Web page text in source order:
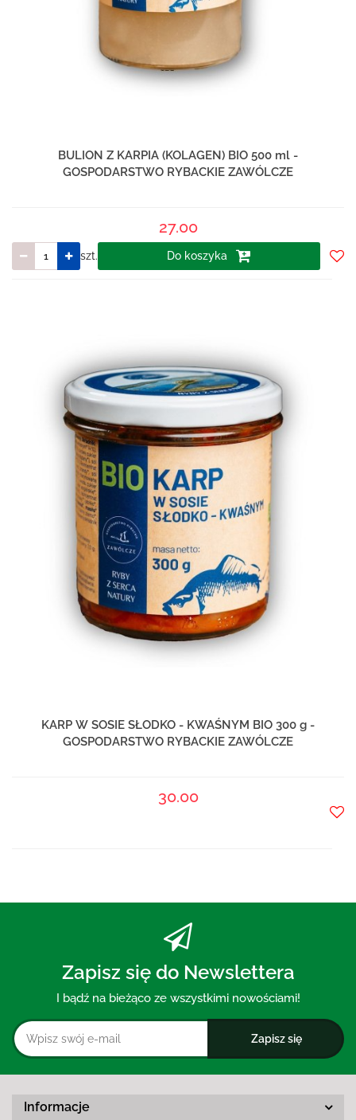
BULION Z KARPIA (KOLAGEN) BIO 500 ml -
GOSPODARSTWO RYBACKIE ZAWÓLCZE
27.00
szt. Do koszyka
KARP W SOSIE SŁODKO - KWAŚNYM BIO 300 g -
GOSPODARSTWO RYBACKIE ZAWÓLCZE
30.00
Zapisz się do Newslettera
I bądź na bieżąco ze wszystkimi nowościami!
Informacje